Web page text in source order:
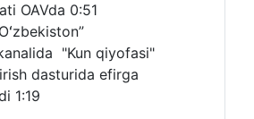
OAVda 0:51
"Kun qiyofasi"
dasturida efirga
1:19